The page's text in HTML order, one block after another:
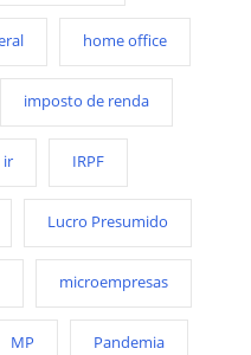
home office
imposto de renda
ir IRPF
Lucro Presumido
microempresas
MP Pandemia